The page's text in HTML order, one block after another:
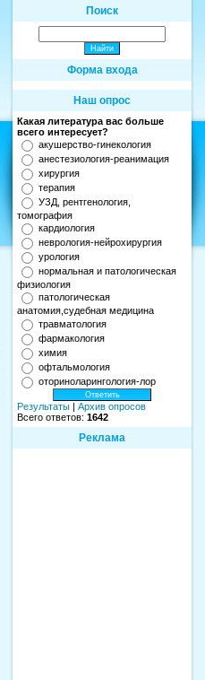
Поиск
Форма входа
Наш опрос
Какая литература вас больше
всего интересует?
акушерство-гинекология
анестезиология-реанимация
хирургия
терапия
УЗД, рентгенология,
томография
кардиология
неврология-нейрохирургия
урология
нормальная и патологическая
физиология
патологическая
анатомия,судебная медицина
травматология
фармакология
химия
офтальмология
оториноларингология-лор
Результаты | Архив опросов
Всего ответов: 1642
Реклама